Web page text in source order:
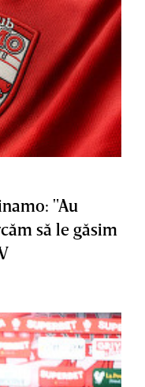
"Au
să le găsim